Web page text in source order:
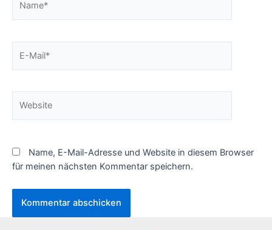
Mail*
Name, E-Mail-Adresse und Website in diesem Browser
für meinen nächsten Kommentar speichern.